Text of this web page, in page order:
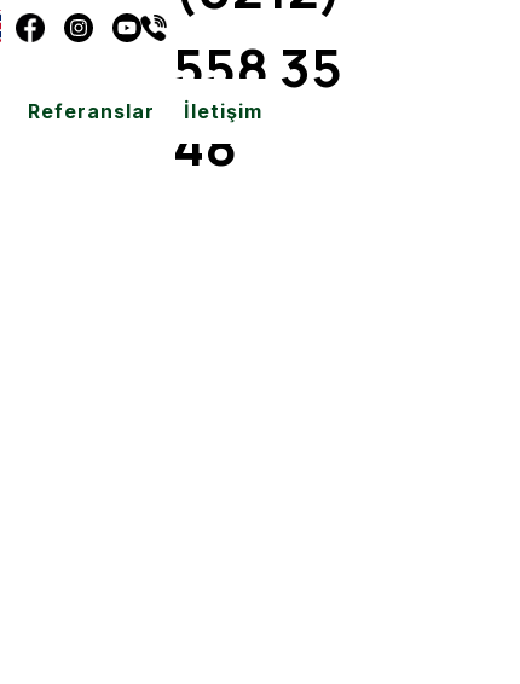
558 35
48
Referanslar İletişim